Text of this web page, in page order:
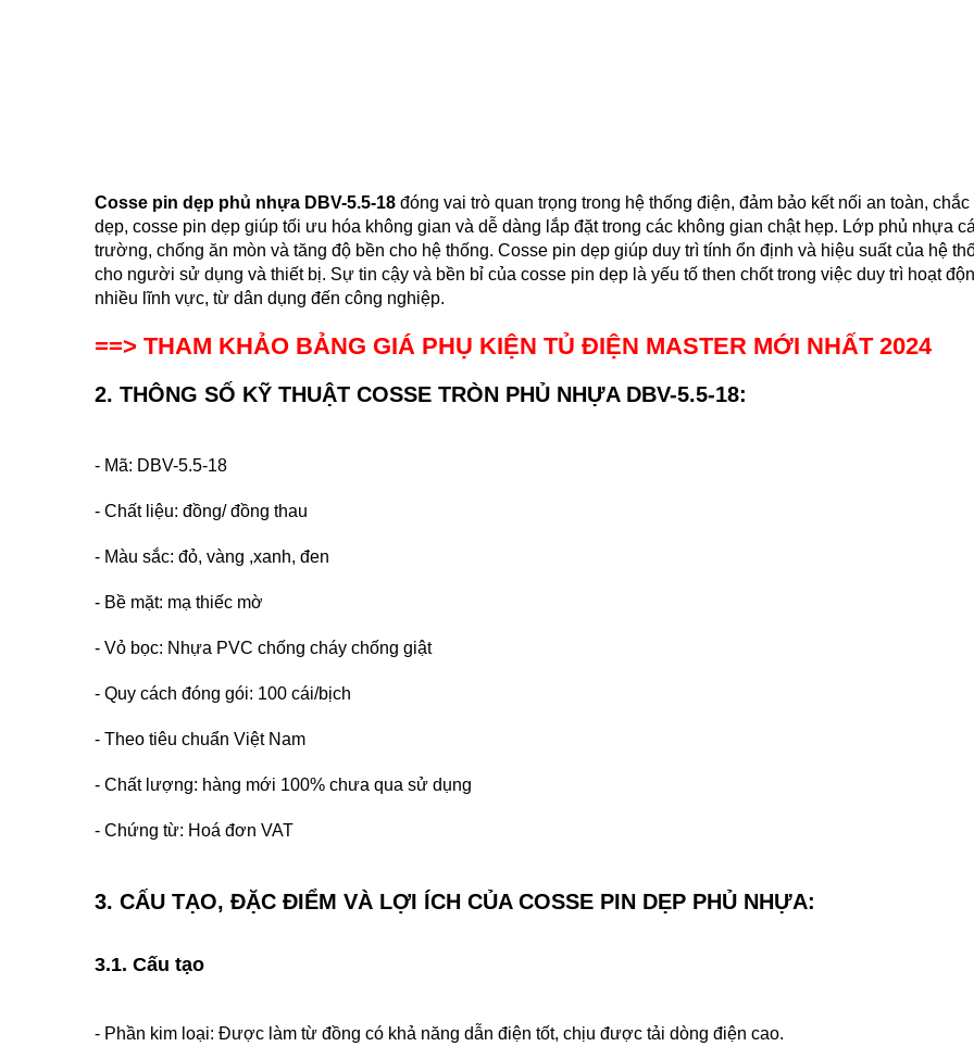
Cosse pin dẹp phủ nhựa DBV-5.5-18 đóng vai trò quan trọng trong hệ thống điện, đảm bảo kết nối an toàn,
dẹp, cosse pin dẹp giúp tối ưu hóa không gian và dễ dàng lắp đặt trong các không gian chật hẹp. Lớp phủ nhựa
trường, chống ăn mòn và tăng độ bền cho hệ thống. Cosse pin dẹp giúp duy trì tính ổn định và hiệu suất của hệ
cho người sử dụng và thiết bị. Sự tin cậy và bền bỉ của cosse pin dẹp là yếu tố then chốt trong việc duy trì hoạt
nhiều lĩnh vực, từ dân dụng đến công nghiệp.
==> THAM KHẢO BẢNG GIÁ PHỤ KIỆN TỦ ĐIỆN MASTER MỚI NHẤT 2024
2. THÔNG SỐ KỸ THUẬT COSSE TRÒN PHỦ NHỰA DBV-5.5-18:
- Mã: DBV-5.5-18
- Chất liệu: đồng/ đồng thau
- Màu sắc: đỏ, vàng ,xanh, đen
- Bề mặt: mạ thiếc mờ
- Vỏ bọc: Nhựa PVC chống cháy chống giật
- Quy cách đóng gói: 100 cái/bịch
- Theo tiêu chuẩn Việt Nam
- Chất lượng: hàng mới 100% chưa qua sử dụng
- Chứng từ: Hoá đơn VAT
3. CẤU TẠO, ĐẶC ĐIỂM VÀ LỢI ÍCH CỦA COSSE PIN DẸP PHỦ NHỰA:
3.1. Cấu tạo
- Phần kim loại: Được làm từ đồng có khả năng dẫn điện tốt, chịu được tải dòng điện cao.